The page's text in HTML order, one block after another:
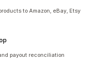
to Amazon, eBay, Etsy
payout reconciliation